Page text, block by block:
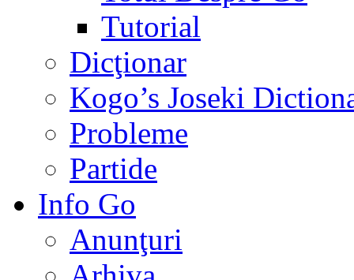
Tutorial
Dicţionar
Kogo’s Joseki
Probleme
Partide
Info Go
Anunţuri